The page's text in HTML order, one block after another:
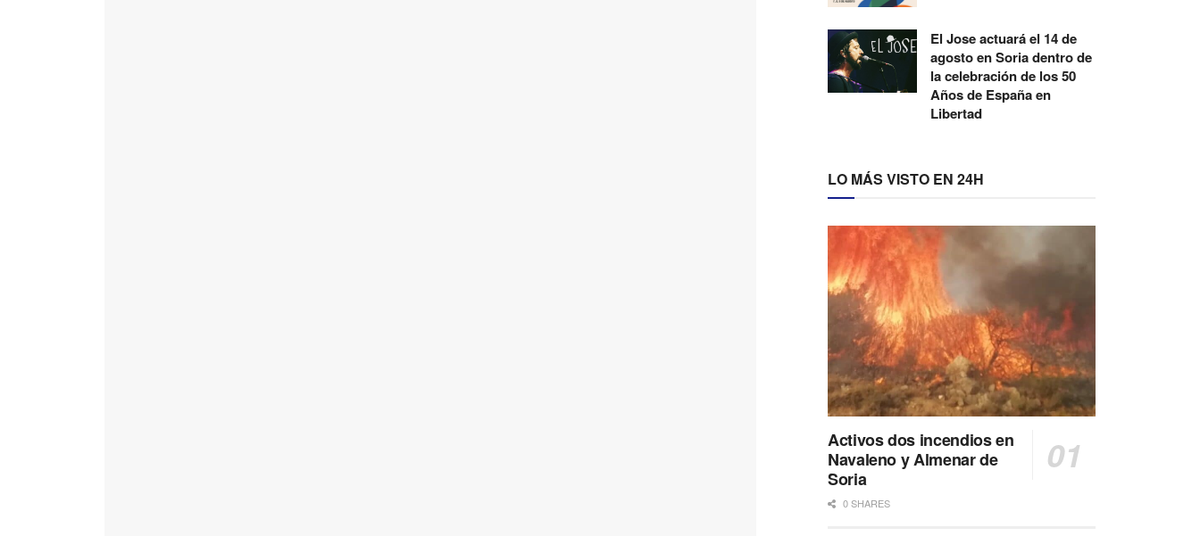
El Jose actuará el 14 de
agosto en Soria dentro de
la celebración de los 50
Años de España en
Libertad
LO MÁS VISTO EN 24H
Activos dos incendios en
Navaleno y Almenar de
Soria
0 SHARES